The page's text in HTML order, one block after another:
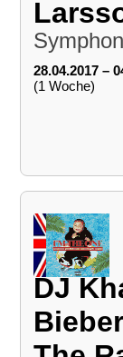
28.04.2017 –
(1 Woche)
DJ